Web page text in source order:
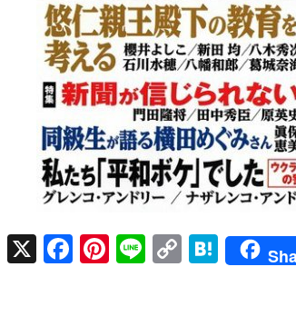
X
F
Pi Li
C
H
at